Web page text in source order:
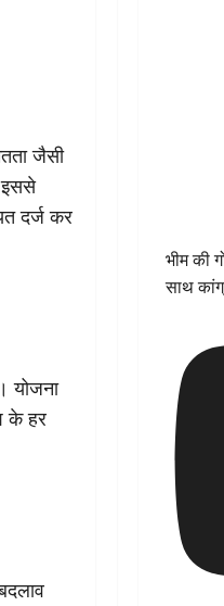
जैसी
इससे
दर्ज कर
योजना
के हर
भीम की
साथ